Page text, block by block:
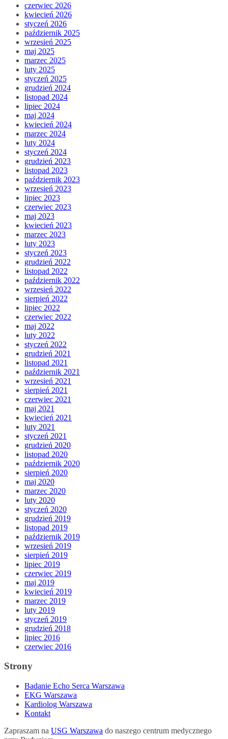
czerwiec 2026
kwiecień 2026
styczeń 2026
październik 2025
wrzesień 2025
maj 2025
marzec 2025
luty 2025
styczeń 2025
grudzień 2024
listopad 2024
lipiec 2024
maj 2024
kwiecień 2024
marzec 2024
luty 2024
styczeń 2024
grudzień 2023
listopad 2023
październik 2023
wrzesień 2023
lipiec 2023
czerwiec 2023
maj 2023
kwiecień 2023
marzec 2023
luty 2023
styczeń 2023
grudzień 2022
listopad 2022
październik 2022
wrzesień 2022
sierpień 2022
lipiec 2022
czerwiec 2022
maj 2022
luty 2022
styczeń 2022
grudzień 2021
listopad 2021
październik 2021
wrzesień 2021
sierpień 2021
czerwiec 2021
maj 2021
kwiecień 2021
luty 2021
styczeń 2021
grudzień 2020
listopad 2020
październik 2020
sierpień 2020
maj 2020
marzec 2020
luty 2020
styczeń 2020
grudzień 2019
listopad 2019
październik 2019
wrzesień 2019
sierpień 2019
lipiec 2019
czerwiec 2019
maj 2019
kwiecień 2019
marzec 2019
luty 2019
styczeń 2019
grudzień 2018
lipiec 2016
czerwiec 2016
Strony
Badanie Echo Serca Warszawa
EKG Warszawa
Kardiolog Warszawa
Kontakt
Zapraszam na USG Warszawa do naszego centrum medycznego